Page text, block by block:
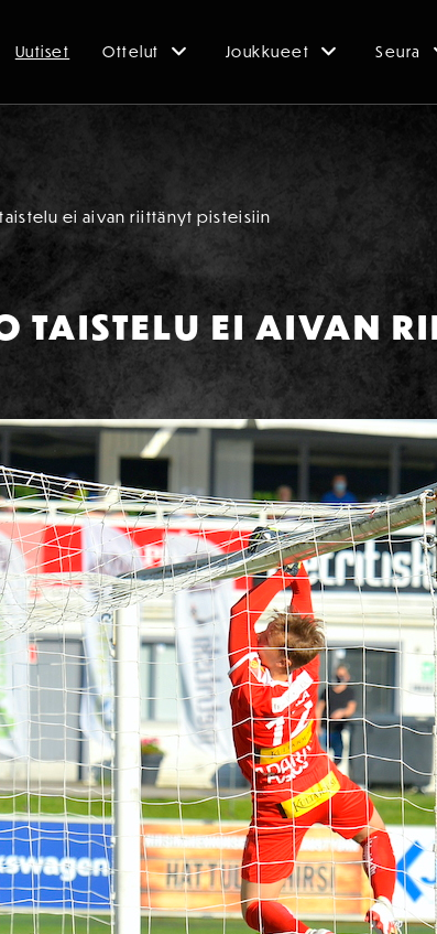
Uutiset Ottelut Joukkueet Seura
ei aivan riittänyt pisteisiin
TAISTELU EI AIVAN